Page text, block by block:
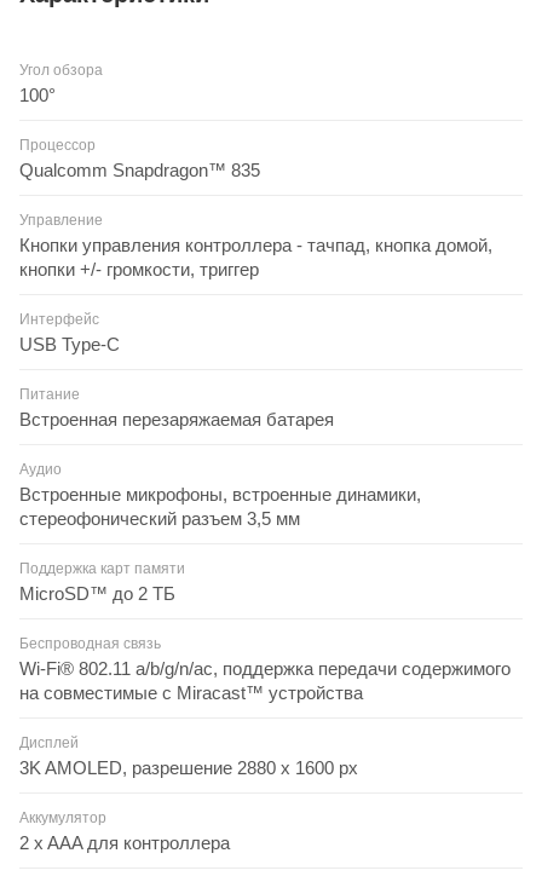
Угол обзора
100°
Процессор
Qualcomm Snapdragon™ 835
Управление
Кнопки управления контроллера - тачпад, кнопка домой,
кнопки +/- громкости, триггер
Интерфейс
USB Type-C
Питание
Встроенная перезаряжаемая батарея
Аудио
Встроенные микрофоны, встроенные динамики,
стереофонический разъем 3,5 мм
Поддержка карт памяти
MicroSD™ до 2 ТБ
Беспроводная связь
Wi-Fi® 802.11 a/b/g/n/ac, поддержка передачи содержимого
на совместимые с Miracast™ устройства
Дисплей
3K AMOLED, разрешение 2880 x 1600 px
Аккумулятор
2 x AAA для контроллера